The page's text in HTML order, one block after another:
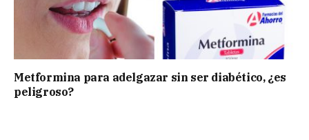
Metformina para adelgazar sin ser diabético, ¿es
peligroso?